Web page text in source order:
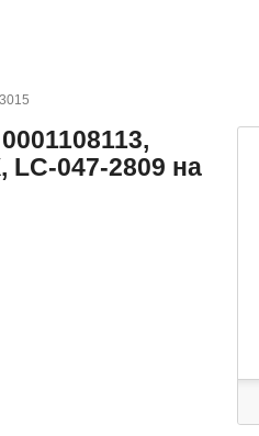
LC-047-2809 на